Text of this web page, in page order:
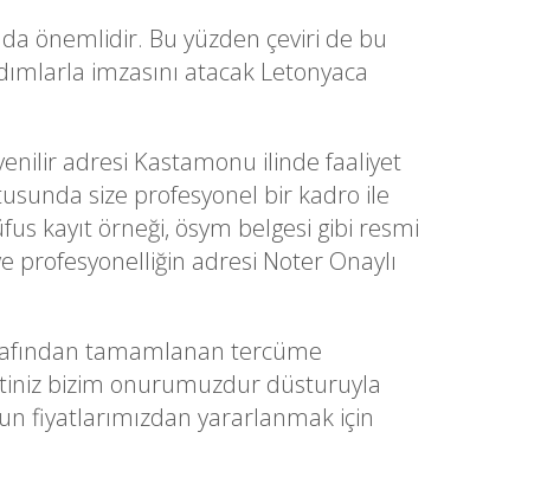
önemlidir. Bu yüzden çeviri de bu
imzasını atacak Letonyaca
adresi Kastamonu ilinde faaliyet
size profesyonel bir kadro ile
kayıt örneği, ösym belgesi gibi resmi
profesyonelliğin adresi Noter Onaylı
tamamlanan tercüme
bizim onurumuzdur düsturuyla
fiyatlarımızdan yararlanmak için